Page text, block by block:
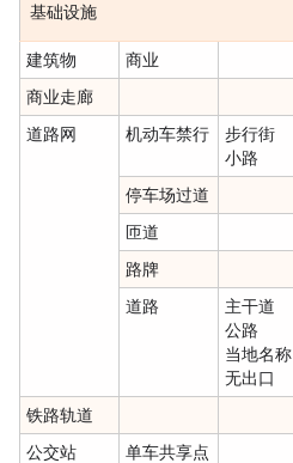
基础设施
建筑物
商业
商业走廊
道路网
机动车禁行
步行街
小路
停车场过道
匝道
路牌
道路
主干道
公路
当地名称
无出口
铁路轨道
公交站
单车共享点